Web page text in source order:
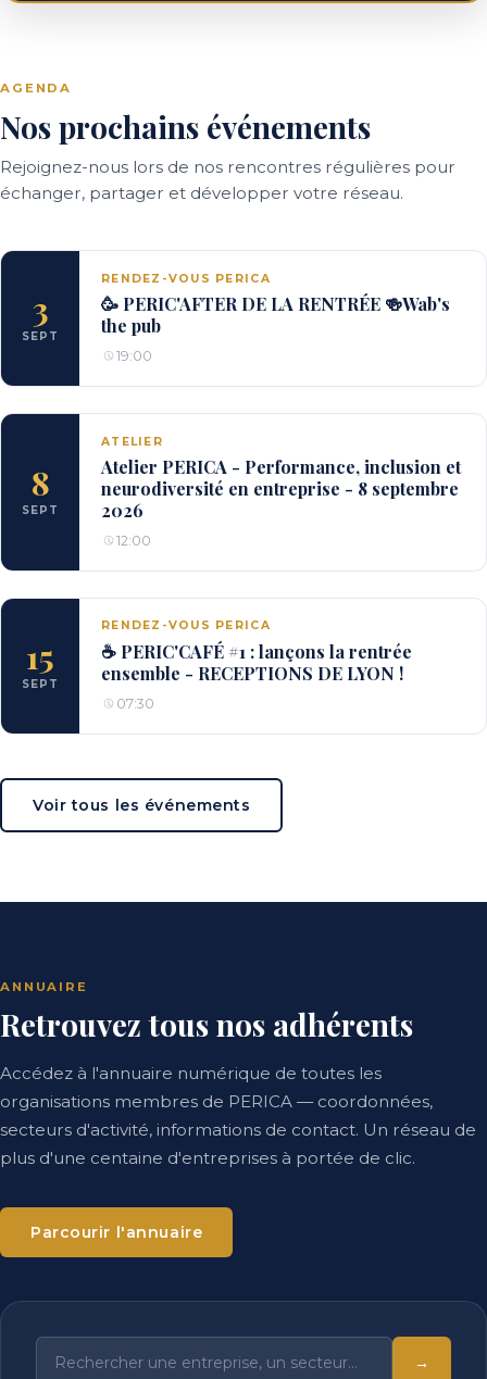
AGENDA
Nos prochains événements
Rejoignez-nous lors de nos rencontres régulières pour
échanger, partager et développer votre réseau.
3
SEPT
RENDEZ-VOUS PERICA
🥳 PERIC'AFTER DE LA RENTRÉE 🍻Wab's
the pub
19:00
8
SEPT
ATELIER
Atelier PERICA - Performance, inclusion et
neurodiversité en entreprise - 8 septembre
2026
12:00
15
SEPT
RENDEZ-VOUS PERICA
☕ PERIC'CAFÉ #1 : lançons la rentrée
ensemble - RECEPTIONS DE LYON !
07:30
Voir tous les événements
ANNUAIRE
Retrouvez tous nos adhérents
Accédez à l'annuaire numérique de toutes les
organisations membres de PERICA — coordonnées,
secteurs d'activité, informations de contact. Un réseau de
plus d'une centaine d'entreprises à portée de clic.
Parcourir l'annuaire
→